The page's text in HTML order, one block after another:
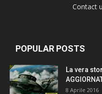
Contact
POPULAR POSTS
La vera
8 Aprile 2016